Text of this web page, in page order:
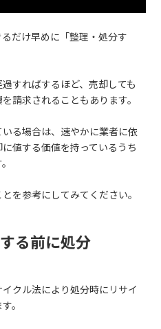
だけ早めに「整理・処分す
すればするほど、売却しても
請求されることもあります。
る場合は、速やかに業者に依
値する価値を持っているうち
を参考にしてみてください。
る前に処分
クル法により処分時にリサイ
。